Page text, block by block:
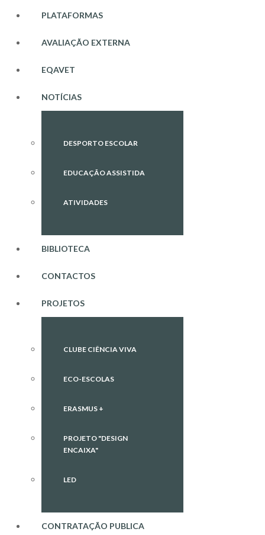
PLATAFORMAS
AVALIAÇÃO EXTERNA
EQAVET
NOTÍCIAS
DESPORTO ESCOLAR
EDUCAÇÃO ASSISTIDA
ATIVIDADES
BIBLIOTECA
CONTACTOS
PROJETOS
CLUBE CIÊNCIA VIVA
ECO-ESCOLAS
ERASMUS +
PROJETO "DESIGN
ENCAIXA"
LED
CONTRATAÇÃO PUBLICA